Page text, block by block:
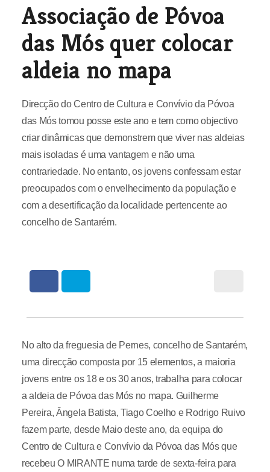
Associação de Póvoa
das Mós quer colocar
aldeia no mapa
Direcção do Centro de Cultura e Convívio da Póvoa
das Mós tomou posse este ano e tem como objectivo
criar dinâmicas que demonstrem que viver nas aldeias
mais isoladas é uma vantagem e não uma
contrariedade. No entanto, os jovens confessam estar
preocupados com o envelhecimento da população e
com a desertificação da localidade pertencente ao
concelho de Santarém.
No alto da freguesia de Pernes, concelho de Santarém,
uma direcção composta por 15 elementos, a maioria
jovens entre os 18 e os 30 anos, trabalha para colocar
a aldeia de Póvoa das Mós no mapa. Guilherme
Pereira, Ângela Batista, Tiago Coelho e Rodrigo Ruivo
fazem parte, desde Maio deste ano, da equipa do
Centro de Cultura e Convívio da Póvoa das Mós que
recebeu O MIRANTE numa tarde de sexta-feira para